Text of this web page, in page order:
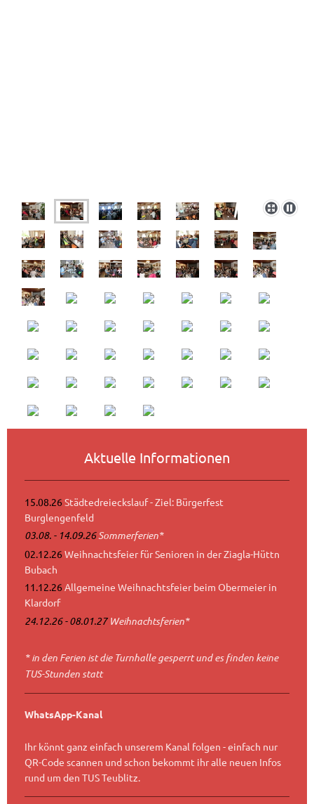
Aktuelle Informationen
15.08.26Städtedreieckslauf - Ziel: Bürgerfest
Burglengenfeld
03.08. - 14.09.26Sommerferien*
02.12.26Weihnachtsfeier für Senioren in der Ziagla-Hüttn
Bubach
11.12.26Allgemeine Weihnachtsfeier beim Obermeier in
Klardorf
24.12.26 - 08.01.27 Weihnachtsferien*
* in den Ferien ist die Turnhalle gesperrt und es finden keine
TUS-Stunden statt
WhatsApp-Kanal
Ihr könnt ganz einfach unserem Kanal folgen - einfach nur
QR-Code scannen und schon bekommt ihr alle neuen Infos
rund um den TUS Teublitz.